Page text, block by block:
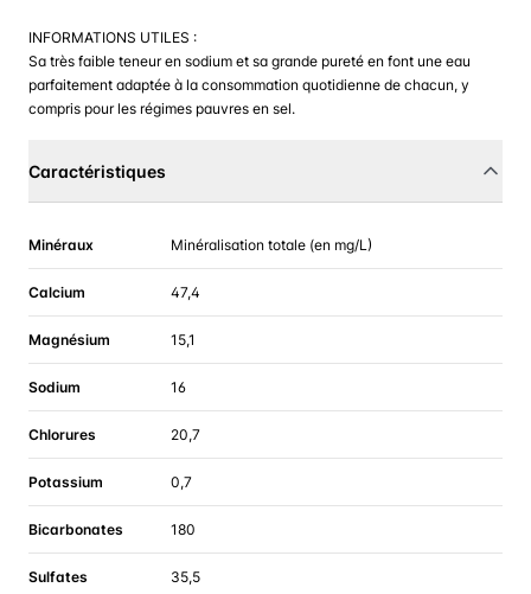
INFORMATIONS UTILES :
Sa très faible teneur en sodium et sa grande pureté en font une eau
parfaitement adaptée à la consommation quotidienne de chacun, y
compris pour les régimes pauvres en sel.
Caractéristiques
Minéraux Minéralisation totale (en mg/L)
Calcium 47,4
Magnésium 15,1
Sodium 16
Chlorures 20,7
Potassium 0,7
Bicarbonates 180
Sulfates 35,5